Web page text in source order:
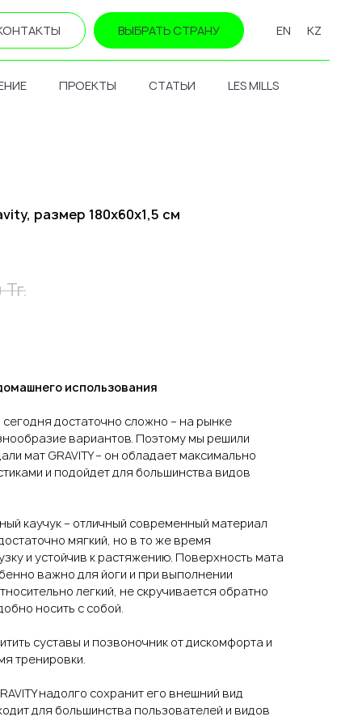
ВЫБРАТЬ СТРАНУ EN KZ
ПРОЕКТЫ СТАТЬИ LES MILLS
размер 180х60х1,5 см
Тг.
использования
достаточно сложно – на рынке
вариантов. Поэтому мы решили
мат GRAVITY – он обладает максимально
и подойдет для большинства видов
каучук – отличный современный материал
мягкий, но в то же время
и устойчив к растяжению. Поверхность мата
важно для йоги и при выполнении
легкий, не скручивается обратно
носить с собой.
суставы и позвоночник от дискомфорта и
тренировки.
надолго сохранит его внешний вид
для большинства пользователей и видов